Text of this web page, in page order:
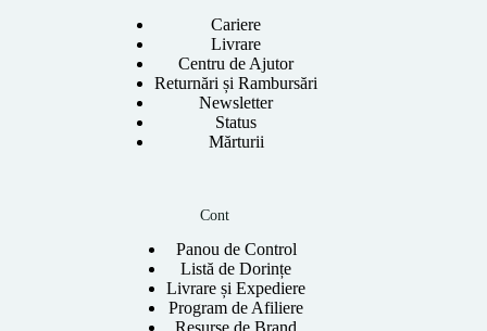
Cariere
Livrare
Centru de Ajutor
Returnări și Rambursări
Newsletter
Status
Mărturii
Cont
Panou de Control
Listă de Dorințe
Livrare și Expediere
Program de Afiliere
Resurse de Brand